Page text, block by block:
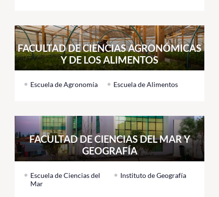
FACULTAD DE CIENCIAS AGRONÓMICAS
Y DE LOS ALIMENTOS
Escuela de Agronomía Escuela de Alimentos
FACULTAD DE CIENCIAS DEL MAR Y
GEOGRAFÍA
Escuela de Ciencias del
Mar
Instituto de Geografía